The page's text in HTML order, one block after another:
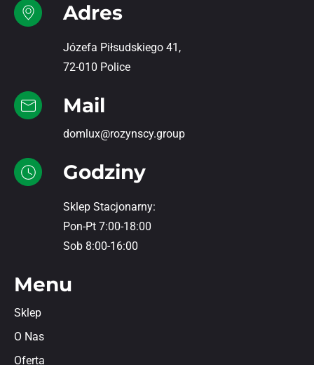
Adres
Józefa Piłsudskiego 41,
72-010 Police
Mail
domlux@rozynscy.group
Godziny
Sklep Stacjonarny:
Pon-Pt 7:00-18:00
Sob 8:00-16:00
Menu
Sklep
O Nas
Oferta